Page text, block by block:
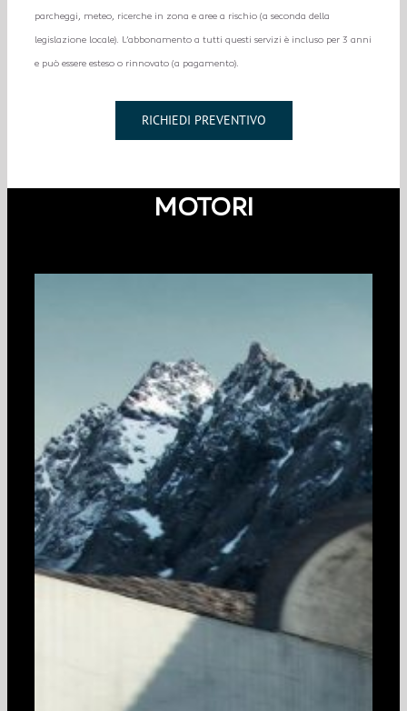
parcheggi, meteo, ricerche in zona e aree a rischio (a seconda della
legislazione locale). L’abbonamento a tutti questi servizi è incluso per 3 anni
e può essere esteso o rinnovato (a pagamento).
RICHIEDI PREVENTIVO
MOTORI